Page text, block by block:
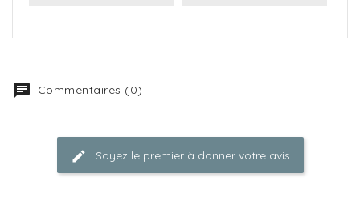
Commentaires (0)
Soyez le premier à donner votre avis